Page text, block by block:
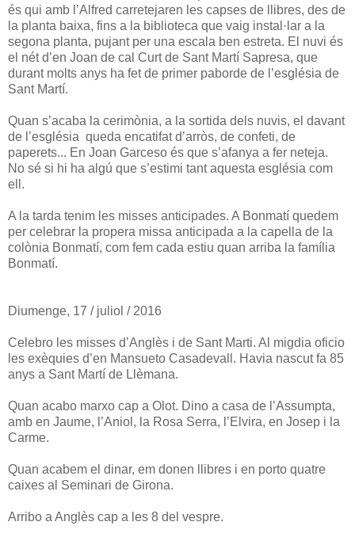
és qui amb l’Alfred carretejaren les capses de llibres, des de
la planta baixa, fins a la biblioteca que vaig instal·lar a la
segona planta, pujant per una escala ben estreta. El nuvi és
el nét d’en Joan de cal Curt de Sant Martí Sapresa, que
durant molts anys ha fet de primer paborde de l’església de
Sant Martí.
Quan s’acaba la cerimònia, a la sortida dels nuvis, el davant
de l’església queda encatifat d’arròs, de confeti, de
paperets... En Joan Garceso és que s’afanya a fer neteja.
No sé si hi ha algú que s’estimi tant aquesta església com
ell.
A la tarda tenim les misses anticipades. A Bonmatí quedem
per celebrar la propera missa anticipada a la capella de la
colònia Bonmatí, com fem cada estiu quan arriba la família
Bonmatí.
Diumenge, 17 / juliol / 2016
Celebro les misses d’Anglès i de Sant Marti. Al migdia oficio
les exèquies d’en Mansueto Casadevall. Havia nascut fa 85
anys a Sant Martí de Llèmana.
Quan acabo marxo cap a Olot. Dino a casa de l’Assumpta,
amb en Jaume, l’Aniol, la Rosa Serra, l’Elvira, en Josep i la
Carme.
Quan acabem el dinar, em donen llibres i en porto quatre
caixes al Seminari de Girona.
Arribo a Anglès cap a les 8 del vespre.